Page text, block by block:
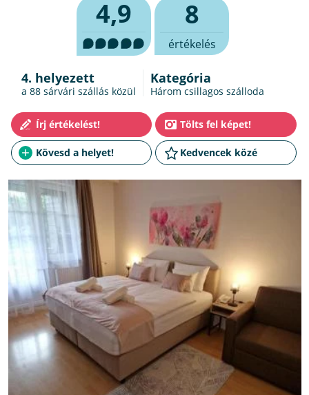
4,9 8
értékelés
4. helyezett
a 88sárvári szállás közül
Kategória
Három csillagos szálloda